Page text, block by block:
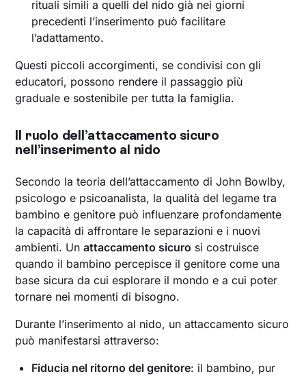
rituali simili a quelli del nido già nei giorni
precedenti l’inserimento può facilitare
l’adattamento.
Questi piccoli accorgimenti, se condivisi con gli
educatori, possono rendere il passaggio più
graduale e sostenibile per tutta la famiglia.
Il ruolo dell’attaccamento sicuro
nell’inserimento al nido
Secondo la teoria dell’attaccamento di John Bowlby,
psicologo e psicoanalista, la qualità del legame tra
bambino e genitore può influenzare profondamente
la capacità di affrontare le separazioni e i nuovi
ambienti. Unattaccamento sicuro si costruisce
quando il bambino percepisce il genitore come una
base sicura da cui esplorare il mondo e a cui poter
tornare nei momenti di bisogno.
Durante l’inserimento al nido, un attaccamento sicuro
può manifestarsi attraverso:
Fiducia nel ritorno del genitore: il bambino, pur